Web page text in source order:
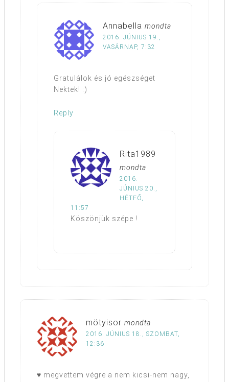
Annabella mondta
2016. JÚNIUS 19.,
VASÁRNAP, 7:32
Gratulálok és jó egészséget
Nektek! :)
Reply
Rita1989
mondta
2016.
JÚNIUS 20.,
HÉTFŐ,
11:57
Köszönjük szépe !
mötyisor mondta
2016. JÚNIUS 18., SZOMBAT,
12:36
♥ megvettem végre a nem kicsi-nem nagy,